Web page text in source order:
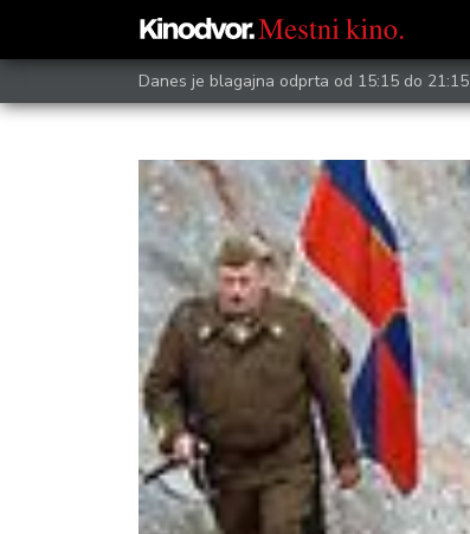
Danes je blagajna odprta od 15:15 do 21:15